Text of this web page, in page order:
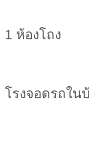
1 ห้องโถง
โรงจอดรถใน